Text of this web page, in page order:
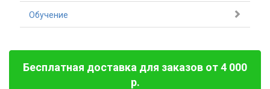
Обучение
Бесплатная доставка для заказов от 4 000
р.